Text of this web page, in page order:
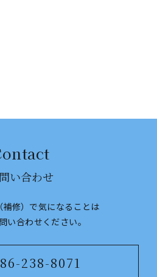
い合わせ
修）で気になることは
い合わせください。
238-8071